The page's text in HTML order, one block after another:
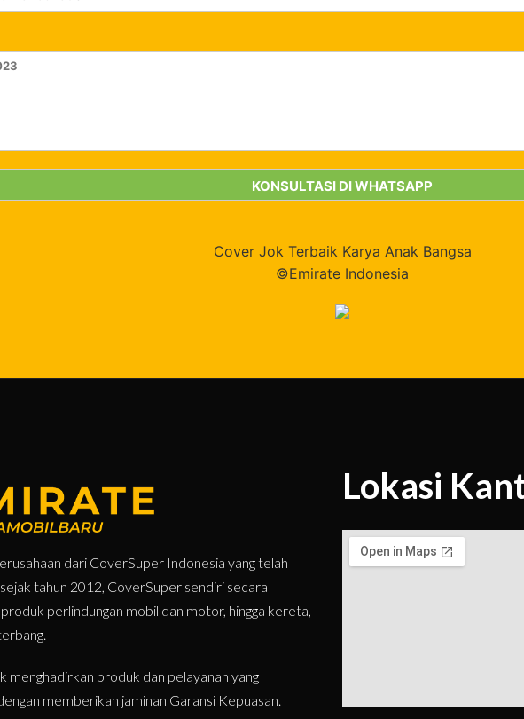
Cover Jok Terbaik Karya Anak Bangsa
©Emirate Indonesia
dari CoverSuper Indonesia yang telah
tahun 2012, CoverSuper sendiri secara
perlindungan mobil dan motor, hingga kereta,
menghadirkan produk dan pelayanan yang
memberikan jaminan Garansi Kepuasan.
Lokasi